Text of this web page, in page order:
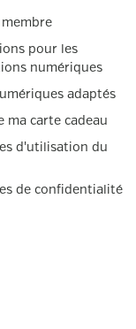
membre
pour les
numériques
adaptés
ma carte cadeau
d'utilisation du
de confidentialité